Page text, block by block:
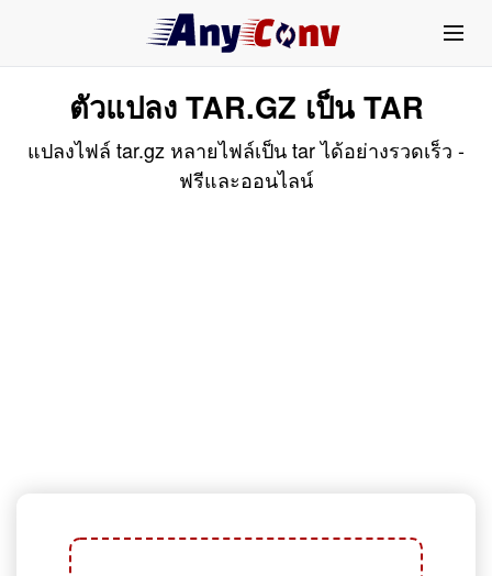
ตัวแปลง TAR.GZ เป็น TAR
แปลงไฟล์ tar.gz หลายไฟล์เป็น tar ได้อย่างรวดเร็ว -
ฟรีและออนไลน์